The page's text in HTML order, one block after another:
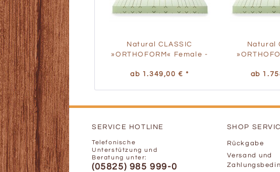
Natural CLASSIC
»ORTHOFORM« Female -
ab 1.349,00 € *
Natural
ab
SERVICE HOTLINE
Telefonische
Unterstützung und
Beratung unter:
(05825) 985 999-0
SHOP
Rückgabe
Versand und